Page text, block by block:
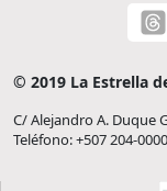
© 2019 La Estrella
C/ Alejandro A. Duque
Teléfono: +507 204-0000